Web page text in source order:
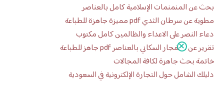
بحث عن المنمنمات الإسلامية كامل بالعناصر
مطوية عن سرطان الثدي pdf مميزة جاهزة للطباعة
دعاء النصر على الاعداء والظالمين كامل مكتوب
تقرير عن الانفجار السكاني بالعناصر pdf جاهز للطباعة
خاتمة بحث جاهزة لكافة المجالات
دليلك الشامل حول التجارة الإلكترونية في السعودية